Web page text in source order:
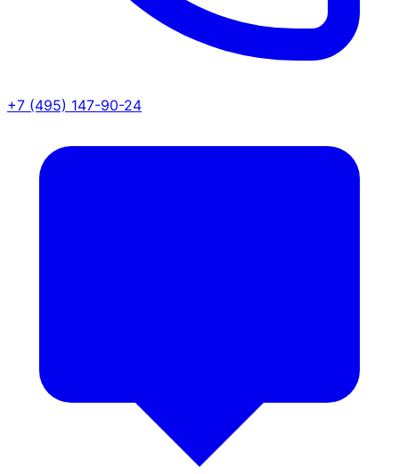
+7 (495) 147-90-24